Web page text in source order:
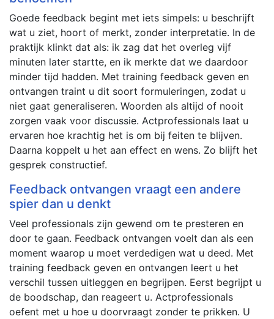
Goede feedback begint met iets simpels: u beschrijft
wat u ziet, hoort of merkt, zonder interpretatie. In de
praktijk klinkt dat als: ik zag dat het overleg vijf
minuten later startte, en ik merkte dat we daardoor
minder tijd hadden. Met training feedback geven en
ontvangen traint u dit soort formuleringen, zodat u
niet gaat generaliseren. Woorden als altijd of nooit
zorgen vaak voor discussie. Actprofessionals laat u
ervaren hoe krachtig het is om bij feiten te blijven.
Daarna koppelt u het aan effect en wens. Zo blijft het
gesprek constructief.
Feedback ontvangen vraagt een andere
spier dan u denkt
Veel professionals zijn gewend om te presteren en
door te gaan. Feedback ontvangen voelt dan als een
moment waarop u moet verdedigen wat u deed. Met
training feedback geven en ontvangen leert u het
verschil tussen uitleggen en begrijpen. Eerst begrijpt u
de boodschap, dan reageert u. Actprofessionals
oefent met u hoe u doorvraagt zonder te prikken. U